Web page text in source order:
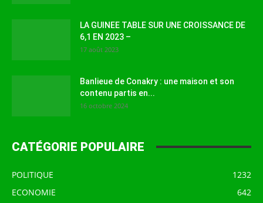
LA GUINEE TABLE SUR UNE CROISSANCE DE
6,1 EN 2023 –
17 août 2023
Banlieue de Conakry : une maison et son
contenu partis en...
16 octobre 2024
CATÉGORIE POPULAIRE
POLITIQUE
1232
ECONOMIE
642